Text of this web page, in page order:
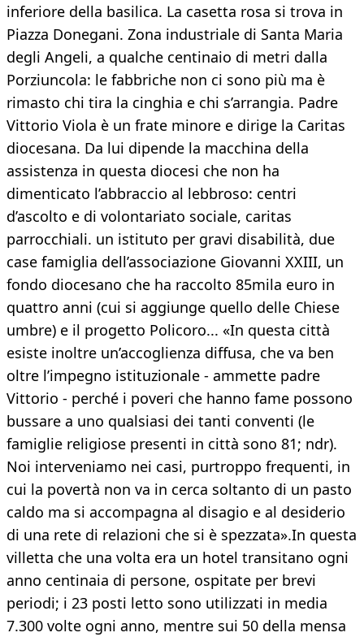
inferiore della basilica. La casetta rosa si trova in
Piazza Donegani. Zona industriale di Santa Maria
degli Angeli, a qualche centinaio di metri dalla
Porziuncola: le fabbriche non ci sono più ma è
rimasto chi tira la cinghia e chi s’arrangia. Padre
Vittorio Viola è un frate minore e dirige la Caritas
diocesana. Da lui dipende la macchina della
assistenza in questa diocesi che non ha
dimenticato l’abbraccio al lebbroso: centri
d’ascolto e di volontariato sociale, caritas
parrocchiali. un istituto per gravi disabilità, due
case famiglia dell’associazione Giovanni XXIII, un
fondo diocesano che ha raccolto 85mila euro in
quattro anni (cui si aggiunge quello delle Chiese
umbre) e il progetto Policoro... «In questa città
esiste inoltre un’accoglienza diffusa, che va ben
oltre l’impegno istituzionale - ammette padre
Vittorio - perché i poveri che hanno fame possono
bussare a uno qualsiasi dei tanti conventi (le
famiglie religiose presenti in città sono 81; ndr).
Noi interveniamo nei casi, purtroppo frequenti, in
cui la povertà non va in cerca soltanto di un pasto
caldo ma si accompagna al disagio e al desiderio
di una rete di relazioni che si è spezzata».In questa
villetta che una volta era un hotel transitano ogni
anno centinaia di persone, ospitate per brevi
periodi; i 23 posti letto sono utilizzati in media
7.300 volte ogni anno, mentre sui 50 della mensa